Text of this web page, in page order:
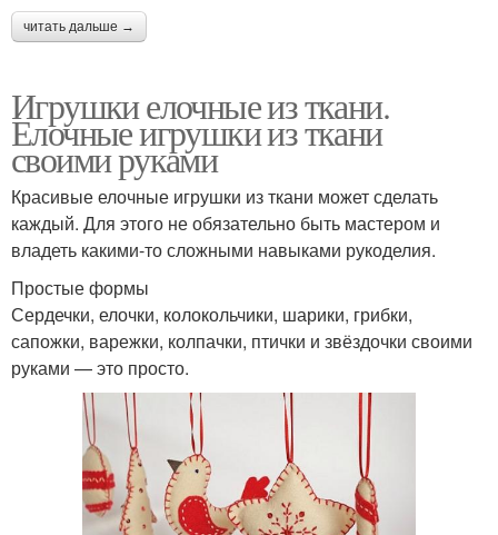
читать дальше →
Игрушки елочные из ткани.
Елочные игрушки из ткани
своими руками
Красивые елочные игрушки из ткани может сделать
каждый. Для этого не обязательно быть мастером и
владеть какими-то сложными навыками рукоделия.
Простые формы
Сердечки, елочки, колокольчики, шарики, грибки,
сапожки, варежки, колпачки, птички и звёздочки своими
руками — это просто.